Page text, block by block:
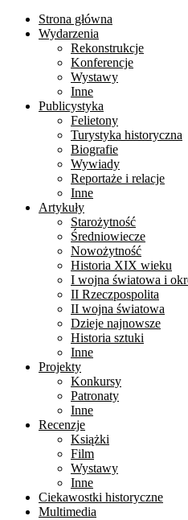
Strona główna
Wydarzenia
Rekonstrukcje
Konferencje
Wystawy
Inne
Publicystyka
Felietony
Turystyka historyczna
Biografie
Wywiady
Reportaże i relacje
Inne
Artykuły
Starożytność
Średniowiecze
Nowożytność
Historia XIX wieku
I wojna światowa i
II Rzeczpospolita
II wojna światowa
Dzieje najnowsze
Historia sztuki
Inne
Projekty
Konkursy
Patronaty
Inne
Recenzje
Książki
Film
Wystawy
Inne
Ciekawostki historyczne
Multimedia